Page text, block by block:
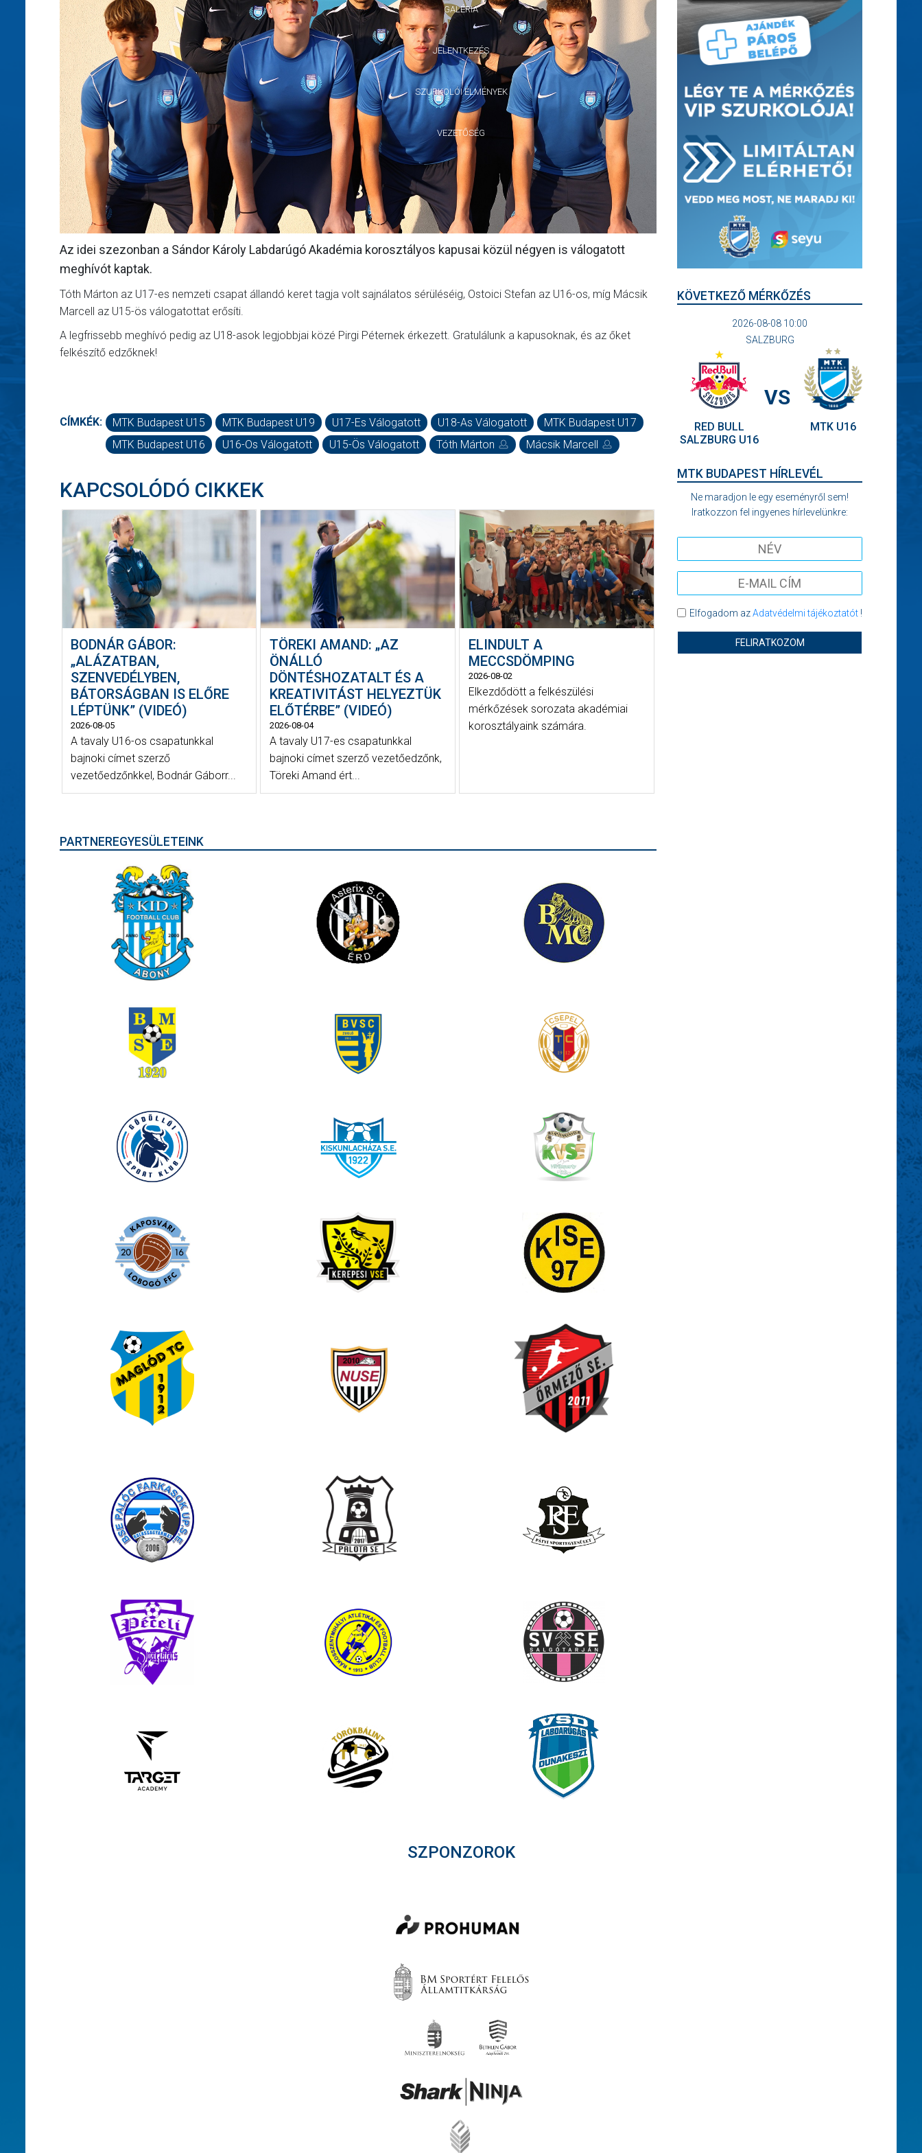
GALÉRIA
JELENTKEZÉS
SZURKOLÓI ÉLMÉNYEK
VEZETŐSÉG
Az idei szezonban a Sándor Károly Labdarúgó Akadémia korosztályos kapusai közül négyen is válogatott
meghívót kaptak.
Tóth Márton az U17-es nemzeti csapat állandó keret tagja volt sajnálatos sérüléséig, Ostoici Stefan az U16-os, míg Mácsik
Marcell az U15-ös válogatottat erősíti.
A legfrissebb meghívó pedig az U18-asok legjobbjai közé Pirgi Péternek érkezett. Gratulálunk a kapusoknak, és az őket
felkészítő edzőknek!
CÍMKÉK: MTK Budapest U15 MTK Budapest U19 U17-Es Válogatott U18-As Válogatott
MTK Budapest U17
MTK Budapest U16
U16-Os Válogatott U15-Ös Válogatott Tóth Márton Mácsik Marcell
KAPCSOLÓDÓ CIKKEK
BODNÁR GÁBOR:
„ALÁZATBAN,
SZENVEDÉLYBEN,
BÁTORSÁGBAN IS ELŐRE
LÉPTÜNK” (VIDEÓ)
2026-08-05
A tavaly U16-os csapatunkkal
bajnoki címet szerző
vezetőedzőnkkel, Bodnár Gáborr...
TÖREKI AMAND: „AZ
ÖNÁLLÓ
DÖNTÉSHOZATALT ÉS A
KREATIVITÁST HELYEZTÜK
ELŐTÉRBE” (VIDEÓ)
2026-08-04
A tavaly U17-es csapatunkkal
bajnoki címet szerző vezetőedzőnk,
Töreki Amand ért...
ELINDULT A
MECCSDÖMPING
2026-08-02
Elkezdődött a felkészülési
mérkőzések sorozata akadémiai
korosztályaink számára.
PARTNEREGYESÜLETEINK
KÖVETKEZŐ MÉRKŐZÉS
2026-08-08 10:00
SALZBURG
RED BULL
SALZBURG U16
VS
MTK U16
MTK BUDAPEST HÍRLEVÉL
Ne maradjon le egy eseményről sem!
Iratkozzon fel ingyenes hírlevelünkre:
Elfogadom azAdatvédelmi tájékoztatót!
FELIRATKOZOM
SZPONZOROK